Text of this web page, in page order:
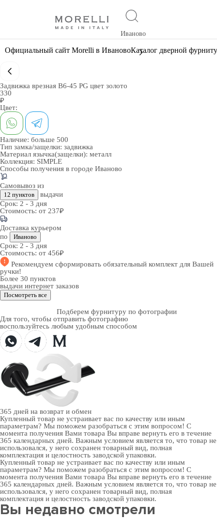
Иваново
Официальный сайт Morelli в ИвановоКаталог дверной
Задвижка врезная B6-45 PG цвет золото
330
₽
Цвет:
Наличие: больше 500
Тип замка/защелки: задвижка
Материал язычка(защелки): металл
Коллекция: SIMPLE
Способы получения в городе Иваново
Самовывоз из
12 пунктов
выдачи
Срок: 2 - 3 дня
Стоимость: от 237₽
Доставка курьером
по
Иваново
Срок: 2 - 3 дня
Стоимость: от 456₽
Рекомендуем сформировать обязательный комплект для Вашей
ручки!
Более 30 пунктов
выдачи интернет заказов
Посмотреть все
Подберем фурнитуру по фотографии
Для того, чтобы отправить фотографию
воспользуйтесь любым удобным способом
365 дней на возврат и обмен
Купленный товар не устраивает вас по качеству или иным
параметрам? Мы поможем разобраться с этим вопросом! С
момента получения Вами товара Вы вправе вернуть его в течение
365 календарных дней. Важным условием является то, что товар не
использовался, у него сохранен товарный вид, полная
комплектация и целостность заводской упаковки.
Купленный товар не устраивает вас по качеству или иным
параметрам? Мы поможем разобраться с этим вопросом! С
момента получения Вами товара Вы вправе вернуть его в течение
365 календарных дней. Важным условием является то, что товар не
использовался, у него сохранен товарный вид, полная
комплектация и целостность заводской упаковки.
Вы недавно смотрели